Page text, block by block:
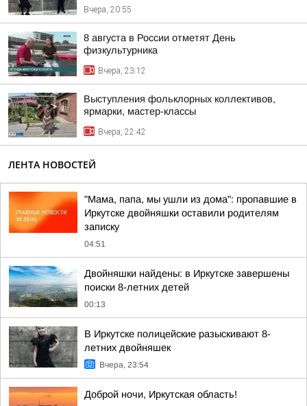
Вчера, 20:55
8 августа в России отметят День
физкультурника
Вчера, 23:12
Выступления фольклорных коллективов,
ярмарки, мастер-классы
Вчера, 22:42
ЛЕНТА НОВОСТЕЙ
"Мама, папа, мы ушли из дома": пропавшие в
Иркутске двойняшки оставили родителям
записку
04:51
Двойняшки найдены: в Иркутске завершены
поиски 8-летних детей
00:13
В Иркутске полицейские разыскивают 8-
летних двойняшек
Вчера, 23:54
Доброй ночи, Иркутская область!